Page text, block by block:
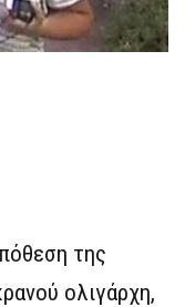
της
ολιγάρχη,